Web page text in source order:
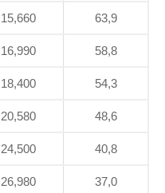
15,660 63,9
16,990 58,8
18,400 54,3
20,580 48,6
24,500 40,8
26,980 37,0